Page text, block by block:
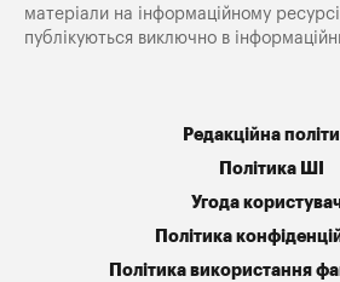
матеріали на інформаційному
публікуються виключно в
Редакційна
Політика ШІ
Угода
Політика
Політика використання